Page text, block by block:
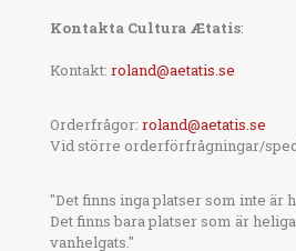
Kontakta Cultura Ætatis:
Kontakt: roland@aetatis.se
Orderfrågor: roland@aetatis.se
Vid större orderförfrågningar/
"Det finns inga platser som inte är
Det finns bara platser som är
vanhelgats."